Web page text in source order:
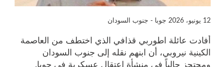
12 يونيو، 2026 جوبا - جنوب السودان
أفادت عائلة اطوربي قذافي الذي اختطف من العاصمة
الكينية نيروبي، أن ابنهم نقله إلى جنوب السودان
ومحتجز حالياً في منشأة اعتقال عسكرية في جوبا.